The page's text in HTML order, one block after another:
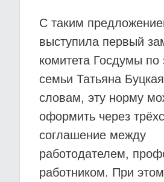
С таким
выступила первый
комитета Госдумы по
семьи Татьяна
словам, эту норму
оформить через
соглашение между
работодателем,
работником. При этом